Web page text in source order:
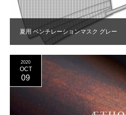
夏用 ベンチレーションマスク グレー
2020
OCT
09